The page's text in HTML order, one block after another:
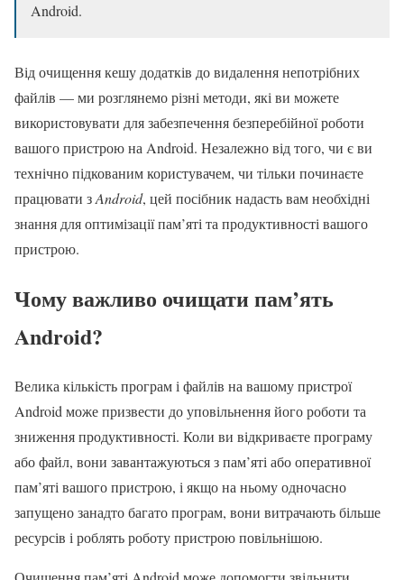
Android.
Від очищення кешу додатків до видалення непотрібних
файлів — ми розглянемо різні методи, які ви можете
використовувати для забезпечення безперебійної роботи
вашого пристрою на Android. Незалежно від того, чи є ви
технічно підкованим користувачем, чи тільки починаєте
працювати зAndroid, цей посібник надасть вам необхідні
знання для оптимізації пам’яті та продуктивності вашого
пристрою.
Чому важливо очищати пам’ять
Android?
Велика кількість програм і файлів на вашому пристрої
Android може призвести до уповільнення його роботи та
зниження продуктивності. Коли ви відкриваєте програму
або файл, вони завантажуються з пам’яті або оперативної
пам’яті вашого пристрою, і якщо на ньому одночасно
запущено занадто багато програм, вони витрачають більше
ресурсів і роблять роботу пристрою повільнішою.